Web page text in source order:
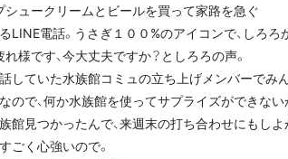
シュークリームとビールを買って家路を急ぐ
LINE電話。うさぎ１００%のアイコンで、しろろ
れ様です、今大丈夫ですか？としろろの声。
していた水族館コミュの立ち上げメンバーでみ
ので、何か水族館を使ってサプライズができな
館見つかったんで、来週末の打ち合わせにもし
ごく心強いので。